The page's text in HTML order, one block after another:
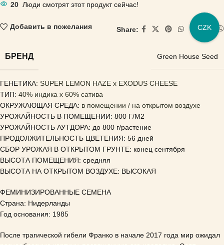
20 Люди смотрят этот продукт сейчас!
Добавить в пожелания Share:
БРЕНД Green House Seed
ГЕНЕТИКА: SUPER LEMON HAZE x EXODUS CHEESE
ТИП: 40% индика x 60% сатива
ОКРУЖАЮЩАЯ СРЕДА: в помещении / на открытом воздухе
УРОЖАЙНОСТЬ В ПОМЕЩЕНИИ: 800 Г/М2
УРОЖАЙНОСТЬ АУТДОРА: до 800 г/растение
ПРОДОЛЖИТЕЛЬНОСТЬ ЦВЕТЕНИЯ: 56 дней
СБОР УРОЖАЯ В ОТКРЫТОМ ГРУНТЕ: конец сентября
ВЫСОТА ПОМЕЩЕНИЯ: средняя
ВЫСОТА НА ОТКРЫТОМ ВОЗДУХЕ: ВЫСОКАЯ
ФЕМИНИЗИРОВАННЫЕ СЕМЕНА
Страна: Нидерланды
Год основания: 1985
После трагической гибели Франко в начале 2017 года мир ожидал
CZK